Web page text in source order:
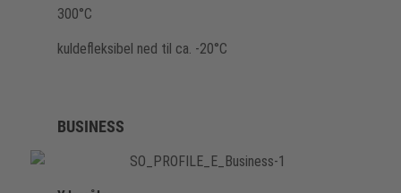
300°C
kuldefleksibel ned til ca. -20°C
BUSINESS